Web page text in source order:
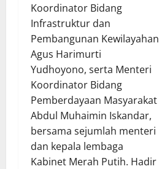
Koordinator Bidang
Infrastruktur dan
Pembangunan Kewilayahan
Agus Harimurti
Yudhoyono, serta Menteri
Koordinator Bidang
Pemberdayaan Masyarakat
Abdul Muhaimin Iskandar,
bersama sejumlah menteri
dan kepala lembaga
Kabinet Merah Putih. Hadir